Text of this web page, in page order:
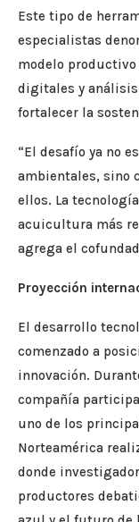
Este tipo de
especialistas
modelo
digitales y análisis
fortalecer la
“El desafío ya no
ambientales, sino
ellos. La
acuicultura más
agrega el
Proyección
El desarrollo
comenzado a
innovación.
compañía
uno de los
Norteamérica
donde
productores